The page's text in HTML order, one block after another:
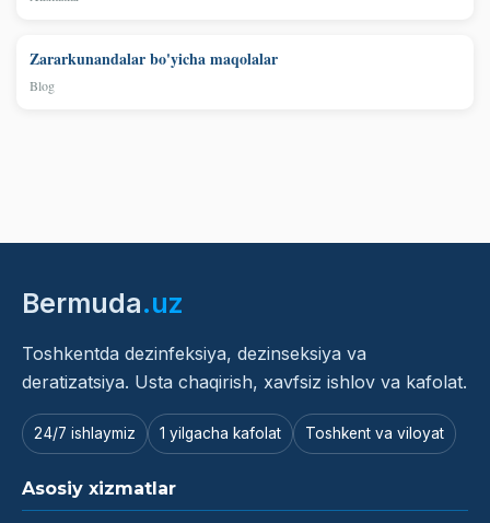
Zararkunandalar bo'yicha maqolalar
Blog
Bermuda.uz
Toshkentda dezinfeksiya, dezinseksiya va
deratizatsiya. Usta chaqirish, xavfsiz ishlov va kafolat.
24/7 ishlaymiz 1 yilgacha kafolat Toshkent va viloyat
Asosiy xizmatlar